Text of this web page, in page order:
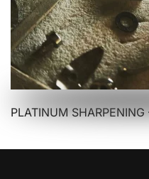
PLATINUM